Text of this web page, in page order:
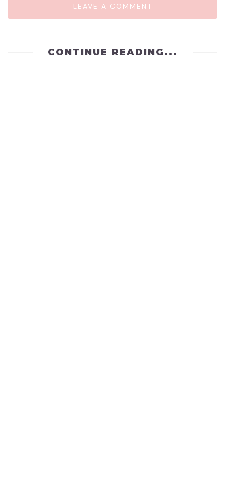
LEAVE A COMMENT
CONTINUE READING...